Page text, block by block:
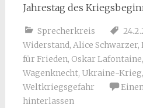
Jahrestag des
Sprecherkreis
Widerstand, Alice Schwarzer,
für Frieden, Oskar Lafontaine,
Wagenknecht, Ukraine-Krieg,
Weltkriegsgefahr
hinterlassen